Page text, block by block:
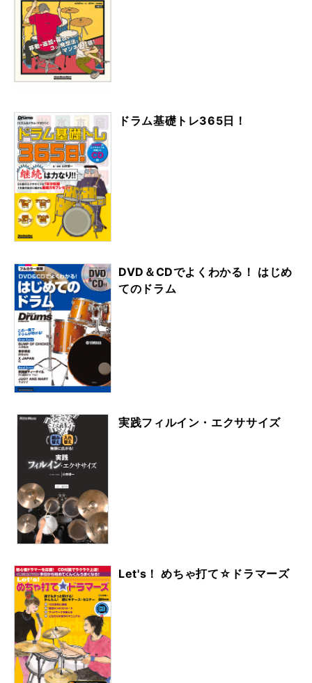
ドラム基礎トレ365日！
DVD＆CDでよくわかる！ はじめ
てのドラム
実践フィルイン・エクササイズ
Let's！ めちゃ打て☆ドラマーズ